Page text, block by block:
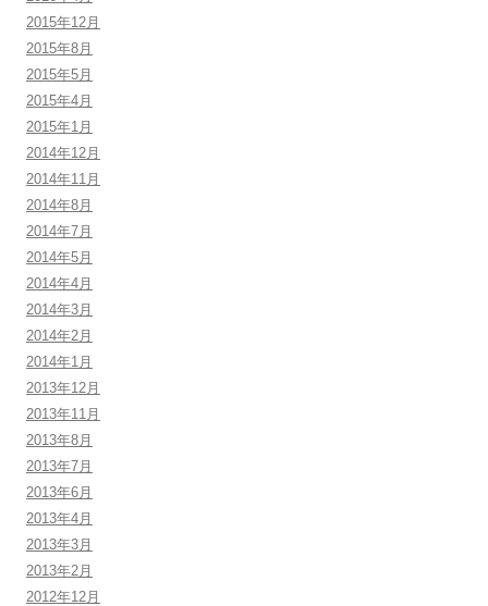
2015年12月
2015年8月
2015年5月
2015年4月
2015年1月
2014年12月
2014年11月
2014年8月
2014年7月
2014年5月
2014年4月
2014年3月
2014年2月
2014年1月
2013年12月
2013年11月
2013年8月
2013年7月
2013年6月
2013年4月
2013年3月
2013年2月
2012年12月